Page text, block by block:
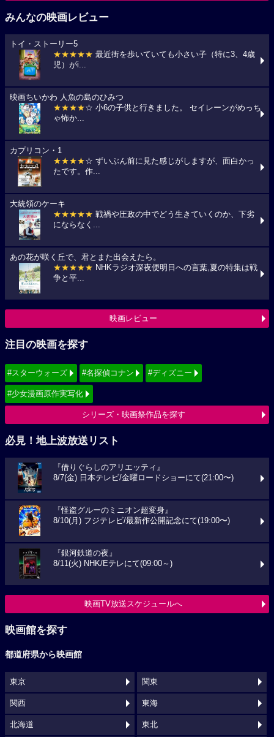
みんなの映画レビュー
トイ・ストーリー5
★★★★★ 最近街を歩いていても小さい子（特に3、4歳
児）がi...
映画ちいかわ 人魚の島のひみつ
★★★★☆ 小6の子供と行きました。 セイレーンがめっち
ゃ怖か...
カプリコン・1
★★★★☆ ずいぶん前に見た感じがしますが、面白かっ
たです。作...
大統領のケーキ
★★★★★ 戦禍や圧政の中でどう生きていくのか、下劣
にならなく...
あの花が咲く丘で、君とまた出会えたら。
★★★★★ NHKラジオ深夜便明日への言葉,夏の特集は戦
争と平...
映画レビュー
注目の映画を探す
#スターウォーズ #名探偵コナン #ディズニー
#少女漫画原作実写化
シリーズ・映画祭作品を探す
必見！地上波放送リスト
『借りぐらしのアリエッティ』
8/7(金) 日本テレビ/金曜ロードショーにて(21:00〜)
『怪盗グルーのミニオン超変身』
8/10(月) フジテレビ/最新作公開記念にて(19:00〜)
『銀河鉄道の夜』
8/11(火) NHK/Eテレにて(09:00～)
映画TV放送スケジュールへ
映画館を探す
都道府県から映画館
東京 関東
関西 東海
北海道 東北